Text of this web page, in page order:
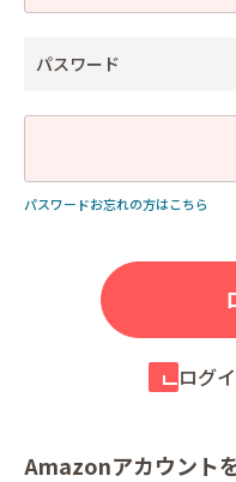
パスワード
パスワードお忘れの方はこちら
ログ
Amazonアカウント